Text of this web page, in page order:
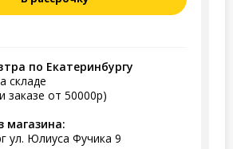
по Екатеринбургу
складе
заказе от 50000р)
магазина:
ул. Юлиуса Фучика 9